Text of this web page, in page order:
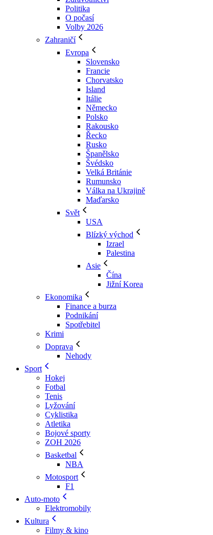
Politika
O počasí
Volby 2026
Zahraničí
Evropa
Slovensko
Francie
Chorvatsko
Island
Itálie
Německo
Polsko
Rakousko
Řecko
Rusko
Španělsko
Švédsko
Velká Británie
Rumunsko
Válka na Ukrajině
Maďarsko
Svět
USA
Blízký východ
Izrael
Palestina
Asie
Čína
Jižní Korea
Ekonomika
Finance a burza
Podnikání
Spotřebitel
Krimi
Doprava
Nehody
Sport
Hokej
Fotbal
Tenis
Lyžování
Cyklistika
Atletika
Bojové sporty
ZOH 2026
Basketbal
NBA
Motosport
F1
Auto-moto
Elektromobily
Kultura
Filmy & kino